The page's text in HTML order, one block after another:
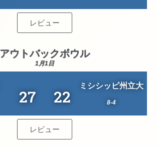
レビュー
アウトバックボウル
1月1日
27 22
ミシシッピ州立大
8-4
レビュー